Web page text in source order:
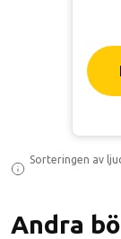
Sorteringen av
Andra